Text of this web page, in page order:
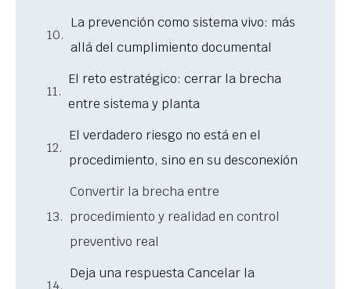
La prevención como sistema vivo: más
allá del cumplimiento documental
El reto estratégico: cerrar la brecha
entre sistema y planta
El verdadero riesgo no está en el
procedimiento, sino en su desconexión
Convertir la brecha entre
procedimiento y realidad en control
preventivo real
Deja una respuesta Cancelar la